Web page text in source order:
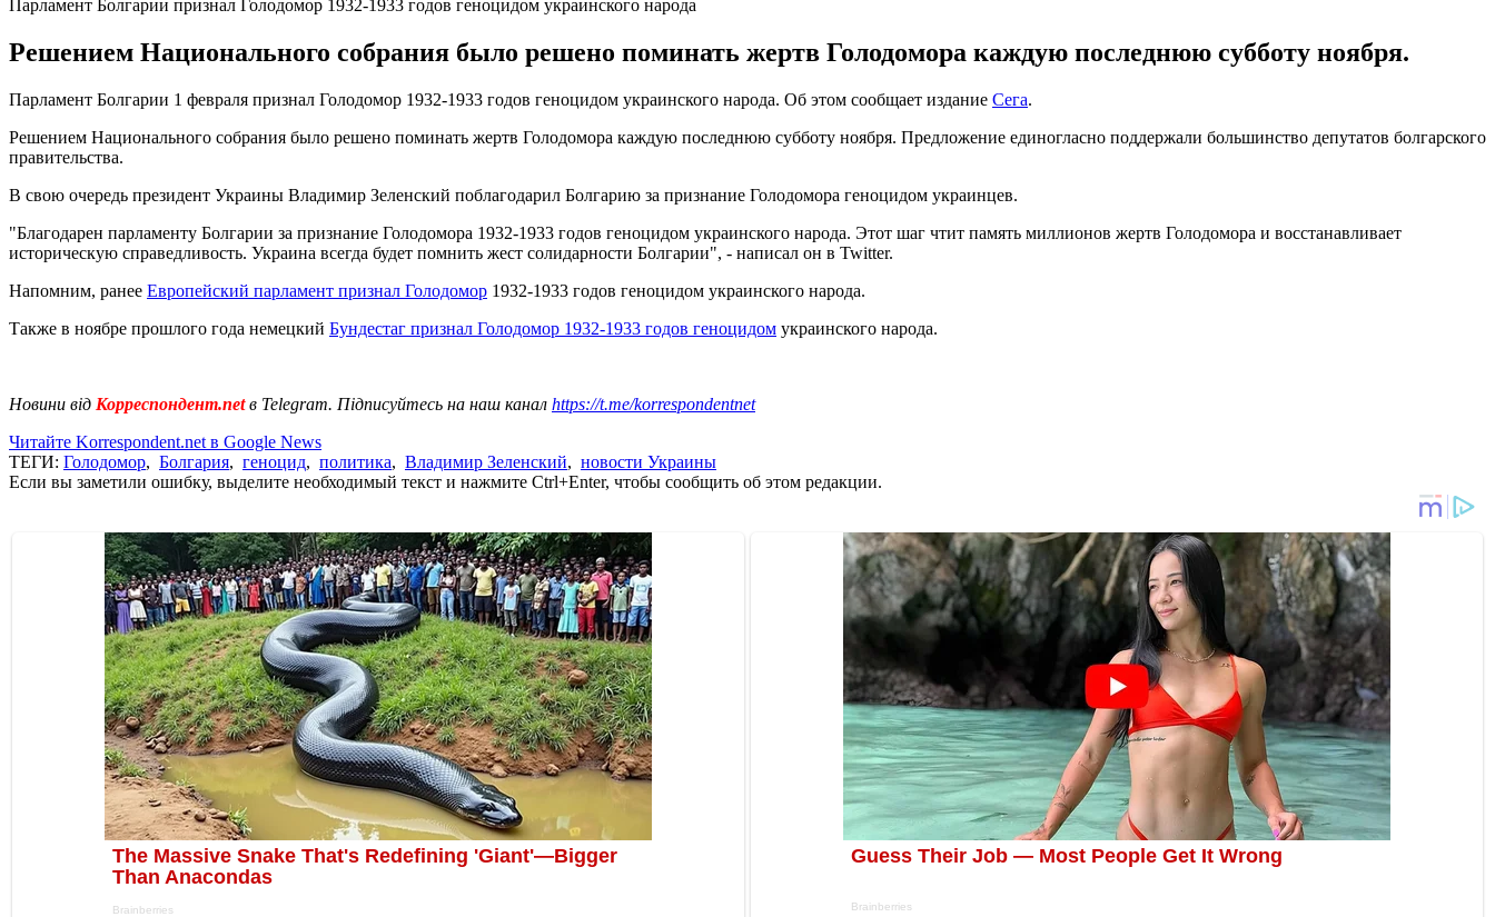
Парламент Болгарии признал Голодомор 1932-1933 годов геноцидом украинского народа
Решением Национального собрания было решено поминать жертв Голодомора каждую последнюю субботу ноября.
Парламент Болгарии 1 февраля признал Голодомор 1932-1933 годов геноцидом украинского народа. Об этом сообщает издание Сега.
Решением Национального собрания было решено поминать жертв Голодомора каждую последнюю субботу ноября. Предложение единогласно поддержали большинство депутатов болгарского
правительства.
В свою очередь президент Украины Владимир Зеленский поблагодарил Болгарию за признание Голодомора геноцидом украинцев.
"Благодарен парламенту Болгарии за признание Голодомора 1932-1933 годов геноцидом украинского народа. Этот шаг чтит память миллионов жертв Голодомора и восстанавливает
историческую справедливость. Украина всегда будет помнить жест солидарности Болгарии", - написал он в Twitter.
Напомним, ранее Европейский парламент признал Голодомор 1932-1933 годов геноцидом украинского народа.
Также в ноябре прошлого года немецкий Бундестаг признал Голодомор 1932-1933 годов геноцидом украинского народа.
Новини від Корреспондент.netв Telegram. Підписуйтесь на наш канал https://t.me/korrespondentnet
Читайте Korrespondent.net в Google News
ТЕГИ: Голодомор, Болгария, геноцид, политика, Владимир Зеленский, новости Украины
Если вы заметили ошибку, выделите необходимый текст и нажмите Ctrl+Enter, чтобы сообщить об этом редакции.